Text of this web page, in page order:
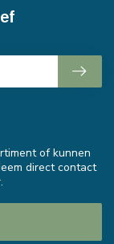
of kunnen
direct contact